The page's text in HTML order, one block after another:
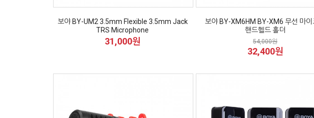
보야 BY-UM2 3.5mm Flexible 3.5mm Jack
TRS Microphone
31,000원
보야 BY-XM6HM BY-XM6 무선 마이
핸드헬드 홀더
54,000원
32,400원